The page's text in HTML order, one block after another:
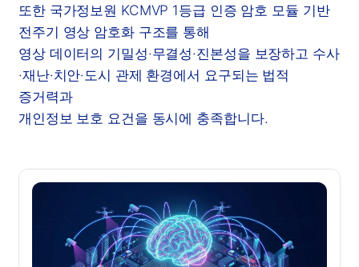
또한 국가정보원 KCMVP 1등급 인증 암호 모듈 기반
전주기 영상 암호화 구조를 통해
영상 데이터의 기밀성·무결성·진본성을 보장하고 수사
·재난·치안·도시 관제 환경에서 요구되는 법적
증거력과
개인정보 보호 요건을 동시에 충족합니다.